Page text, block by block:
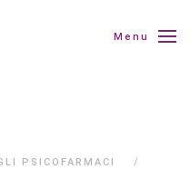
Menu
PSICOFARMACI